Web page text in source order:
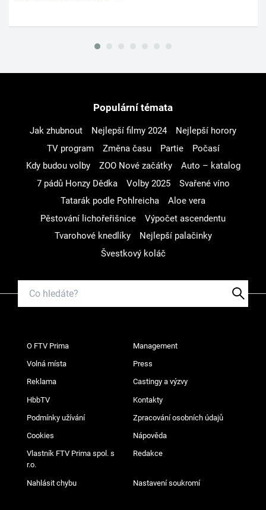
Populární témata
Jak zhubnout Nejlepší filmy 2024
Nejlepší horory
TV program
Změna času Partie
Počasí
Kdy budou volby
ZOO Nové začátky
Auto – katalog
7 pádů Honzy Dědka
Volby 2025
Svařené víno
Tatarák podle Pohlreicha
Aloe vera
Pěstování lichořeřišnice
Výpočet ascendentu
Tvarohové knedlíky
Nejlepší palačinky
Švestkový koláč
O FTV Prima Management
Volná místa Press
Reklama Castingy a výzvy
HbbTV Kontakty
Podmínky užívání Zpracování osobních údajů
Cookies Nápověda
Vlastník FTV Prima spol. s
r.o.
Redakce
Nahlásit chybu Nastavení soukromí